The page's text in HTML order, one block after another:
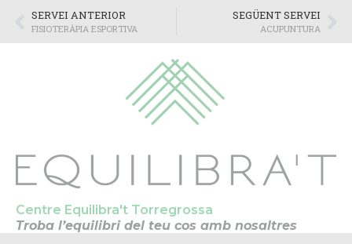
SERVEI ANTERIOR
FISIOTERÀPIA ESPORTIVA
SEGÜENT SERVEI
ACUPUNTURA
Centre Equilibra't Torregrossa
Troba l’equilibri del teu cos amb nosaltres